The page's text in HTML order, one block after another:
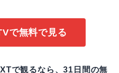
で無料で見る
で観るなら、31日間の無